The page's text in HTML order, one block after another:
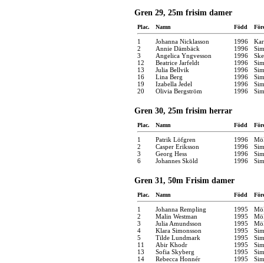
Gren 29, 25m frisim damer
Plac. Namn Född
1 Johanna Nicklasson 1996
2
Annie Dämbäck 1996
3
Angelica Yngvesson 1996
12
Beatrice Jarfeldt 1996
13
Julia Bellvik 1996
16
Lina Berg 1996
19
Izabella Jedel 1996
20
Olivia Bergström 1996
Gren 30, 25m frisim herrar
Plac. Namn Född
1 Patrik Löfgren 1996
2
Casper Eriksson 1996
3
Georg Hess 1996
6
Johannes Sköld 1996
Gren 31, 50m Frisim damer
Plac. Namn Född
1 Johanna Rempling 1995
2
Malin Westman 1995
3
Julia Amundsson 1995
4
Klara Simonsson 1995
5
Tilde Lundmark 1995
11
Abir Khodr 1995
13
Sofia Skyberg 1995
14
Rebecca Honnér 1995